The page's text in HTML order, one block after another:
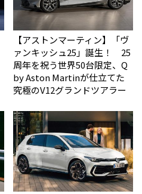
【アストンマーティン】「ヴ
ァンキッシュ25」誕生！ 25
周年を祝う世界50台限定、Q
by Aston Martinが仕立てた
究極のV12グランドツアラー